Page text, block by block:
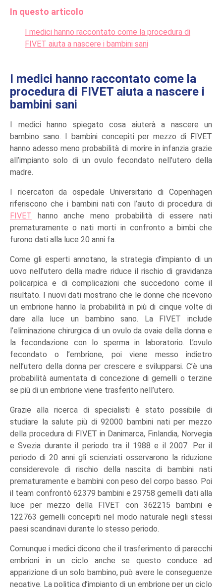
In questo articolo
I medici hanno raccontato come la procedura di
FIVET aiuta a nascere i bambini sani
I medici hanno raccontato come la
procedura di FIVET aiuta a nascere i
bambini sani
I medici hanno spiegato cosa aiuterà a nascere un
bambino sano. I bambini concepiti per mezzo di FIVET
hanno adesso meno probabilità di morire in infanzia grazie
all’impianto solo di un ovulo fecondato nell’utero della
madre.
I ricercatori da ospedale Universitario di Copenhagen
riferiscono che i bambini nati con l’aiuto di procedura di
FIVET hanno anche meno probabilità di essere nati
prematuramente o nati morti in confronto a bimbi che
furono dati alla luce 20 anni fa.
Come gli esperti annotano, la strategia d’impianto di un
uovo nell’utero della madre riduce il rischio di gravidanza
policarpica e di complicazioni che succedono come il
risultato. I nuovi dati mostrano che le donne che ricevono
un embrione hanno la probabilità in più di cinque volte di
dare alla luce un bambino sano. La FIVET include
l’eliminazione chirurgica di un ovulo da ovaie della donna e
la fecondazione con lo sperma in laboratorio. L’ovulo
fecondato o l’embrione, poi viene messo indietro
nell’utero della donna per crescere e svilupparsi. C’è una
probabilità aumentata di concezione di gemelli o terzine
se più di un embrione viene trasferito nell’utero.
Grazie alla ricerca di specialisti è stato possibile di
studiare la salute più di 92000 bambini nati per mezzo
della procedura di FIVET in Danimarca, Finlandia, Norvegia
e Svezia durante il periodo tra il 1988 e il 2007. Per il
periodo di 20 anni gli scienziati osservarono la riduzione
considerevole di rischio della nascita di bambini nati
prematuramente e bambini con peso del corpo basso. Poi
il team confrontò 62379 bambini e 29758 gemelli dati alla
luce per mezzo della FIVET con 362215 bambini e
122763 gemelli concepiti nel modo naturale negli stessi
paesi scandinavi durante lo stesso periodo.
Comunque i medici dicono che il trasferimento di parecchi
embrioni in un ciclo anche se questo conduce ad
apparizione di un solo bambino, può avere le conseguenze
negative. La politica d’impianto di un embrione per un ciclo